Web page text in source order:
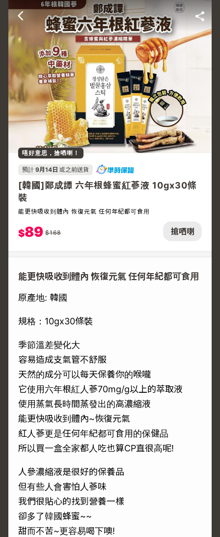
搶哂喇
唔好意思，搶哂喇！
預計 9月14日 或之前送貨
[韓國]鄭成譚 六年根蜂蜜紅蔘液 10gx30條
裝
能更快吸收到體內 恢復元氣 任何年紀都可食用
$89 $168
能更快吸收到體內 恢復元氣 任何年紀都可食用
原產地: 韓國
規格：10gx30條裝
季節溫差變化大
容易造成支氣管不舒服
天然的成分可以每天保養你的喉嚨
它使用六年根紅人蔘70mg/g以上的萃取液
使用蒸氣長時間蒸發出的高濃縮液
能更快吸收到體內~恢復元氣
紅人蔘更是任何年紀都可食用的保健品
所以買一盒全家都人吃也算CP直很高呢!
人參濃縮液是很好的保養品
但有些人會害怕人蔘味
我們很貼心的找到營養一樣
卻多了韓國蜂蜜~~
甜而不苦~更容易喝下噢!